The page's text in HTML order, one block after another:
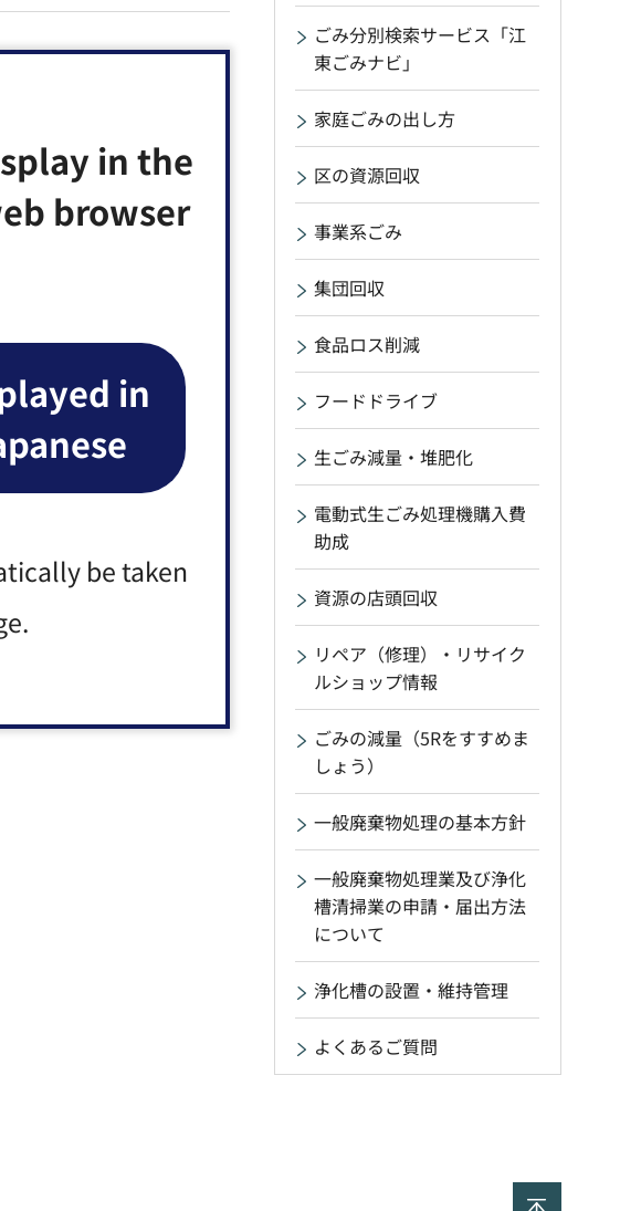
in the
browser
in
be taken
ごみ分別検索サービス「江
東ごみナビ」
家庭ごみの出し方
区の資源回収
事業系ごみ
集団回収
食品ロス削減
フードドライブ
生ごみ減量・堆肥化
電動式生ごみ処理機購入費
助成
資源の店頭回収
リペア（修理）・リサイク
ルショップ情報
ごみの減量（5Rをすすめま
しょう）
一般廃棄物処理の基本方針
一般廃棄物処理業及び浄化
槽清掃業の申請・届出方法
について
浄化槽の設置・維持管理
よくあるご質問